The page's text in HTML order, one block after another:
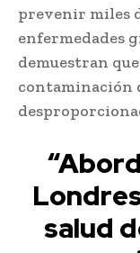
prevenir miles
enfermedades
demuestran
contaminación
salud